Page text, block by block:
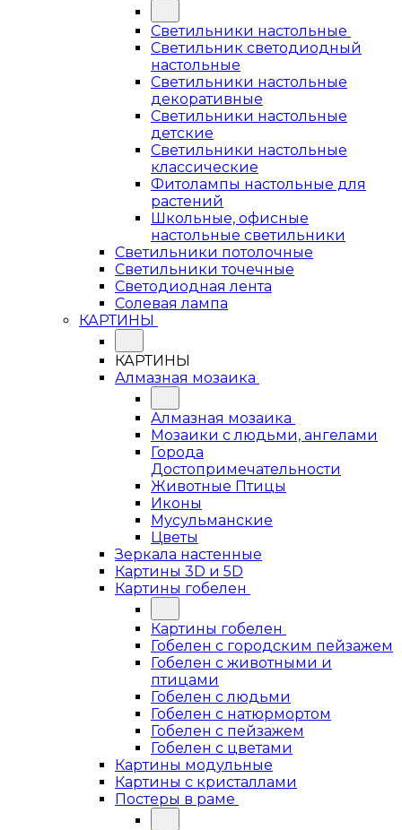
Светильники настольные
Светильник светодиодный
настольные
Светильники настольные
декоративные
Светильники настольные
детские
Светильники настольные
классические
Фитолампы настольные для
растений
Школьные, офисные
настольные светильники
Светильники потолочные
Светильники точечные
Светодиодная лента
Солевая лампа
КАРТИНЫ
КАРТИНЫ
Алмазная мозаика
Алмазная мозаика
Мозаики с людьми, ангелами
Города
Достопримечательности
Животные Птицы
Иконы
Мусульманские
Цветы
Зеркала настенные
Картины 3D и 5D
Картины гобелен
Картины гобелен
Гобелен с городским пейзажем
Гобелен с животными и
птицами
Гобелен с людьми
Гобелен с натюрмортом
Гобелен с пейзажем
Гобелен с цветами
Картины модульные
Картины с кристаллами
Постеры в раме